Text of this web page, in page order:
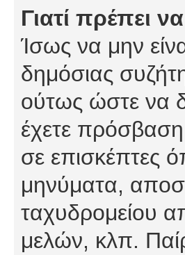
Γιατί πρέπει
Ίσως να μην
δημόσιας
ούτως ώστε να
έχετε πρόσβαση
σε επισκέπτες
μηνύματα,
ταχυδρομείου
μελών, κλπ.